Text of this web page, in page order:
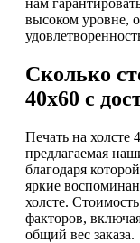
нам
высоком уровне,
Сколько
40х60 с
Печать на холсте
предлагаемая
благодаря
яркие
холсте.
факторов,
общий вес заказа.